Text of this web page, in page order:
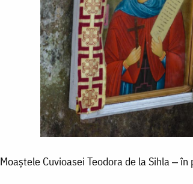
Moaștele Cuvioasei Teodora de la Sihla ‒